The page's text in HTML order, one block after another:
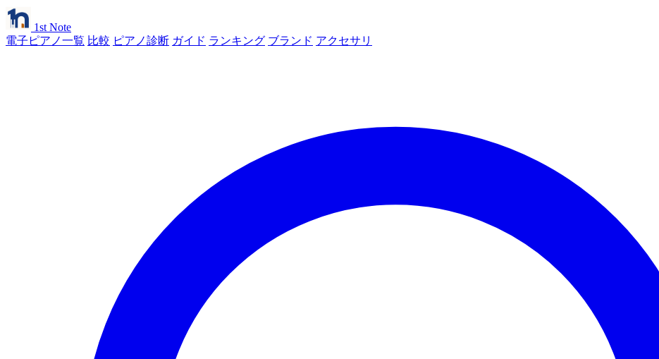
1st Note
電子ピアノ一覧 比較 ピアノ診断 ガイド ランキング ブランド アクセサリ